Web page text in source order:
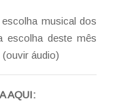
musical dos
escolha deste mês
áudio)
AQUI: